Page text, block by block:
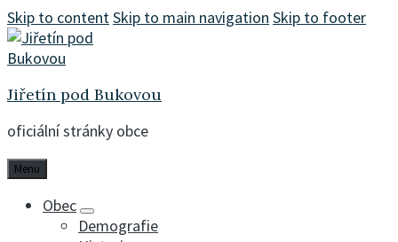
Skip to contentSkip to main navigation Skip to footer
Jiřetín pod Bukovou
oficiální stránky obce
Menu
Obec
Demografie